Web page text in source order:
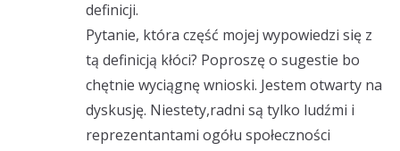
definicji.
Pytanie, która część mojej wypowiedzi się z
tą definicją kłóci? Poproszę o sugestie bo
chętnie wyciągnę wnioski. Jestem otwarty na
dyskusję. Niestety,radni są tylko ludźmi i
reprezentantami ogółu społeczności